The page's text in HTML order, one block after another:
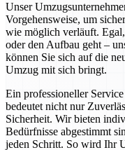
Unser
Vorgehensweise, um
wie möglich verläuft.
oder den Aufbau geht –
können Sie sich auf die
Umzug mit sich bringt.
Ein professioneller
bedeutet nicht nur
Sicherheit. Wir bieten
Bedürfnisse abgestimmt
jeden Schritt. So wird Ihr